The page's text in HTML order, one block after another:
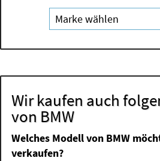
Wir kaufen auch
von BMW
Welches Modell von BMW
verkaufen?